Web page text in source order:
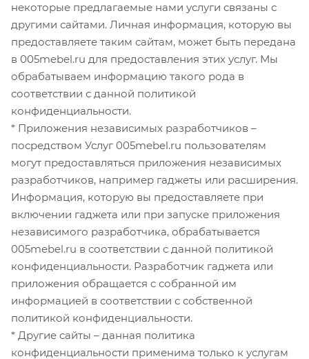
некоторые предлагаемые нами услуги связаны с
другими сайтами. Личная информация, которую вы
предоставляете таким сайтам, может быть передана
в 005mebel.ru для предоставления этих услуг. Мы
обрабатываем информацию такого рода в
соответствии с данной политикой
конфиденциальности.
* Приложения независимых разработчиков –
посредством Услуг 005mebel.ru пользователям
могут предоставляться приложения независимых
разработчиков, например гаджеты или расширения.
Информация, которую вы предоставляете при
включении гаджета или при запуске приложения
независимого разработчика, обрабатывается
005mebel.ru в соответствии с данной политикой
конфиденциальности. Разработчик гаджета или
приложения обращается с собранной им
информацией в соответствии с собственной
политикой конфиденциальности.
* Другие сайты – данная политика
конфиденциальности применима только к услугам